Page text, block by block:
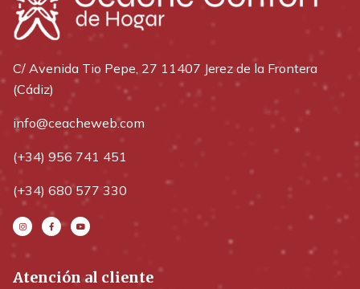
C/ Avenida Tio Pepe, 27 11407 Jerez de la Frontera
(Cádiz)
info@ceacheweb.com
(+34) 956 741 451
(+34) 680 577 330
Atención al cliente